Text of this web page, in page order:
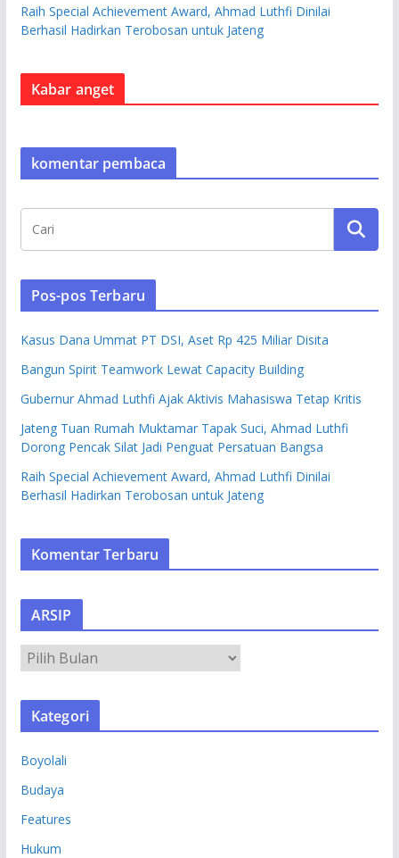
Raih Special Achievement Award, Ahmad Luthfi Dinilai
Berhasil Hadirkan Terobosan untuk Jateng
Kabar anget
komentar pembaca
Pos-pos Terbaru
Kasus Dana Ummat PT DSI, Aset Rp 425 Miliar Disita
Bangun Spirit Teamwork Lewat Capacity Building
Gubernur Ahmad Luthfi Ajak Aktivis Mahasiswa Tetap Kritis
Jateng Tuan Rumah Muktamar Tapak Suci, Ahmad Luthfi
Dorong Pencak Silat Jadi Penguat Persatuan Bangsa
Raih Special Achievement Award, Ahmad Luthfi Dinilai
Berhasil Hadirkan Terobosan untuk Jateng
Komentar Terbaru
ARSIP
R
S
Kategori
Boyolali
Budaya
Features
Hukum